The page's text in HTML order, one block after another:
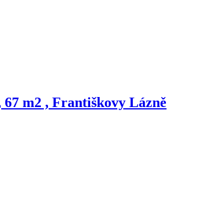
m2 , Františkovy Lázně